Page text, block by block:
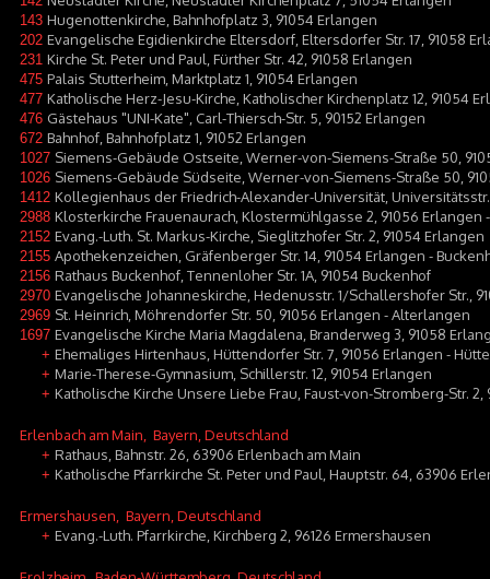
143 Hugenottenkirche, Bahnhofplatz 3, 91054 Erlangen
202 Evangelische Egidienkirche Eltersdorf, Eltersdorfer Str. 17, 91058
231 Kirche St. Peter und Paul, Fürther Str. 42, 91058 Erlangen
475 Palais Stutterheim, Marktplatz 1, 91054 Erlangen
477 Katholische Herz-Jesu-Kirche, Katholischer Kirchenplatz 12, 91054
476 Gästehaus "UNI-Kate", Carl-Thiersch-Str. 5, 90152 Erlangen
672 Bahnhof, Bahnhofplatz 1, 91052 Erlangen
1027 Siemens-Gebäude Ostseite, Werner-von-Siemens-Straße 50,
1026 Siemens-Gebäude Südseite, Werner-von-Siemens-Straße 50,
1412 Kollegienhaus der Friedrich-Alexander-Universität, Universitätsstr.
2988 Klosterkirche Frauenaurach, Klostermühlgasse 2, 91056 Erlangen
2152 Evang.-Luth. St. Markus-Kirche, Sieglitzhofer Str. 2, 91054 Erlangen
2155 Apothekenzeichen, Gräfenberger Str. 14, 91054 Erlangen -
2156 Rathaus Buckenhof, Tennenloher Str. 1A, 91054 Buckenhof
2970 Evangelische Johanneskirche, Hedenusstr. 1/Schallershofer Str.,
2969 St. Heinrich, Möhrendorfer Str. 50, 91056 Erlangen - Alterlangen
1697 Evangelische Kirche Maria Magdalena, Branderweg 3, 91058
+ Ehemaliges Hirtenhaus, Hüttendorfer Str. 7, 91056 Erlangen -
+ Marie-Therese-Gymnasium, Schillerstr. 12, 91054 Erlangen
+ Katholische Kirche Unsere Liebe Frau, Faust-von-Stromberg-Str. 2,
Erlenbach am Main , Bayern, Deutschland
+ Rathaus, Bahnstr. 26, 63906 Erlenbach am Main
+ Katholische Pfarrkirche St. Peter und Paul, Hauptstr. 64, 63906
Ermershausen , Bayern, Deutschland
+ Evang.-Luth. Pfarrkirche, Kirchberg 2, 96126 Ermershausen